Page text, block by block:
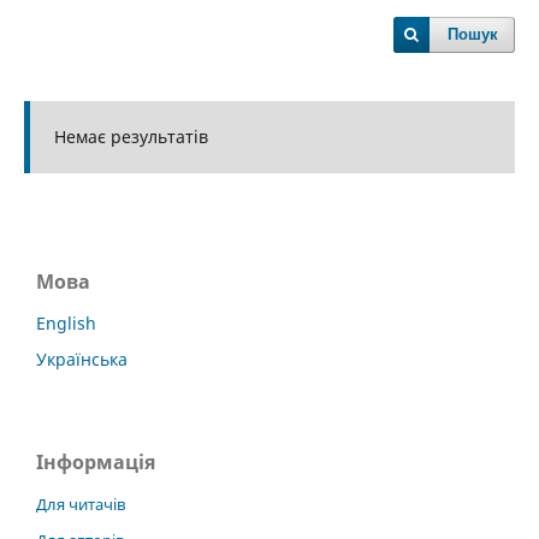
Пошук
Немає результатів
Мова
English
Українська
Інформація
Для читачів